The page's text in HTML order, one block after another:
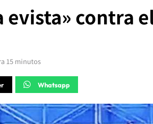
evista» contra
15 minutos
Whatsapp